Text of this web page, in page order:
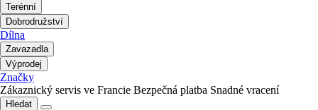
Terénní
Dobrodružství
Dílna
Zavazadla
Výprodej
Značky
Zákaznický servis ve Francie Bezpečná platba Snadné vracení
Hledat